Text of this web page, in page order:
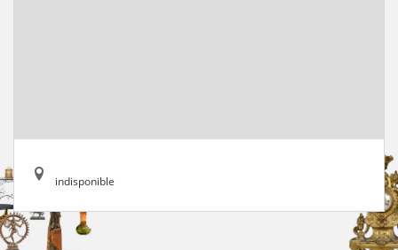
indisponible